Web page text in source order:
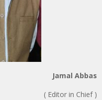
Jamal Abbas
( Editor in Chief )